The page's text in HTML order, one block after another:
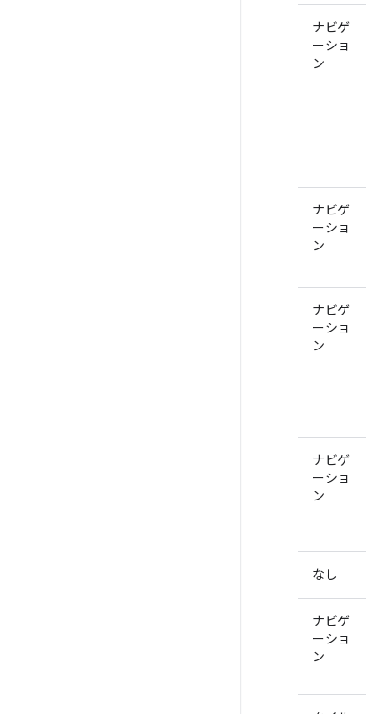
ナビゲ
ーショ
ン
ナビゲ
ーショ
ン
ナビゲ
ーショ
ン
ナビゲ
ーショ
ン
なし
ナビゲ
ーショ
ン